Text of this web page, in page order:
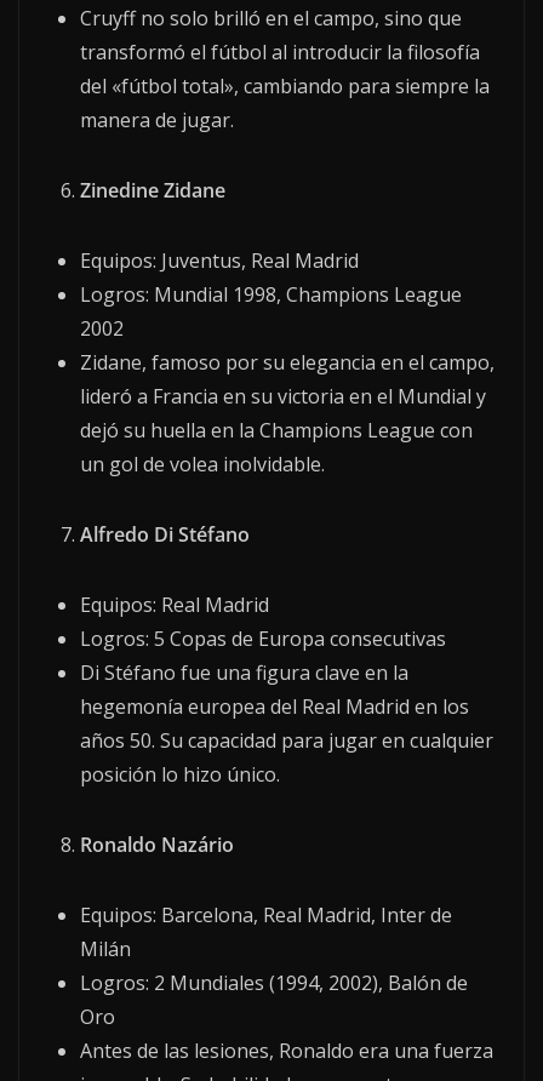
Cruyff no solo brilló en el campo, sino que
transformó el fútbol al introducir la filosofía
del «fútbol total», cambiando para siempre la
manera de jugar.
Zinedine Zidane
Equipos: Juventus, Real Madrid
Logros: Mundial 1998, Champions League
2002
Zidane, famoso por su elegancia en el campo,
lideró a Francia en su victoria en el Mundial y
dejó su huella en la Champions League con
un gol de volea inolvidable.
Alfredo Di Stéfano
Equipos: Real Madrid
Logros: 5 Copas de Europa consecutivas
Di Stéfano fue una figura clave en la
hegemonía europea del Real Madrid en los
años 50. Su capacidad para jugar en cualquier
posición lo hizo único.
Ronaldo Nazário
Equipos: Barcelona, Real Madrid, Inter de
Milán
Logros: 2 Mundiales (1994, 2002), Balón de
Oro
Antes de las lesiones, Ronaldo era una fuerza